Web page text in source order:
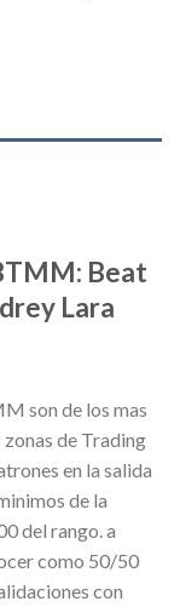
Beat
Lara
son de los mas
de Trading
en la salida
de la
del rango. a
como 50/50
con